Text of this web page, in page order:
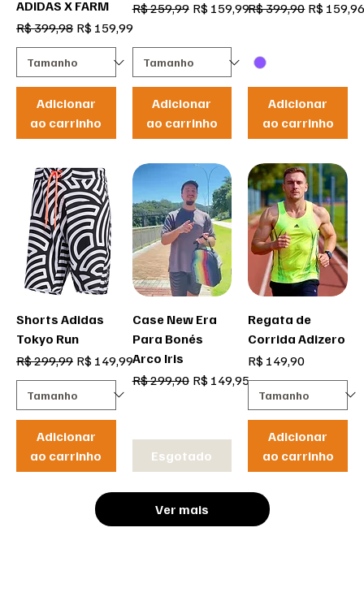
ADIDAS X FARM
Preço normal
R$ 399,98 Preço promocional
R$ 159,99
Adicionar
ao carrinho
Preço normal
R$ 259,99 Preço promocional
R$ 159,99
Adicionar
ao carrinho
Preço normal
R$ 399,90 Preço
R$
Adicionar
ao carrinho
Shorts Adidas
Tokyo Run
Preço normal
R$ 299,99 Preço promocional
R$ 149,99
Adicionar
ao carrinho
Case New Era
Para Bonés
Arco Iris
Preço normal
R$ 299,90 Preço promocional
R$ 149,95
Esgotado
Regata de
Corrida Adizero
Preço
R$ 149,90
Adicionar
ao carrinho
Ver mais